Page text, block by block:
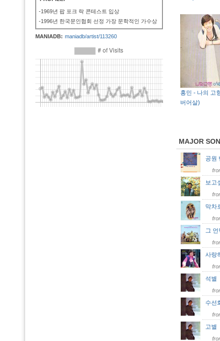
-1969년 팝 포크 락 콘테스트 입상
-1996년 한국문인협회 선정 가장 문학적인 가수상
MANIADB: maniadb/artist/113260
홍민 - 나의 고
버어살)
MAJOR
공
보고
막차
그
사랑
석
수
고